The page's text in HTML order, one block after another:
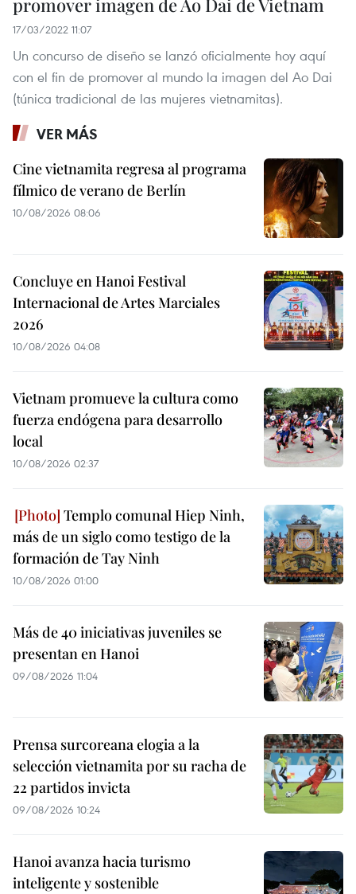
promover imagen de Ao Dai de Vietnam
17/03/2022 11:07
Un concurso de diseño se lanzó oficialmente hoy aquí
con el fin de promover al mundo la imagen del Ao Dai
(túnica tradicional de las mujeres vietnamitas).
VER MÁS
Cine vietnamita regresa al programa
fílmico de verano de Berlín
10/08/2026 08:06
Concluye en Hanoi Festival
Internacional de Artes Marciales
2026
10/08/2026 04:08
Vietnam promueve la cultura como
fuerza endógena para desarrollo
local
10/08/2026 02:37
Templo comunal Hiep Ninh,
más de un siglo como testigo de la
formación de Tay Ninh
10/08/2026 01:00
Más de 40 iniciativas juveniles se
presentan en Hanoi
09/08/2026 11:04
Prensa surcoreana elogia a la
selección vietnamita por su racha de
22 partidos invicta
09/08/2026 10:24
Hanoi avanza hacia turismo
inteligente y sostenible